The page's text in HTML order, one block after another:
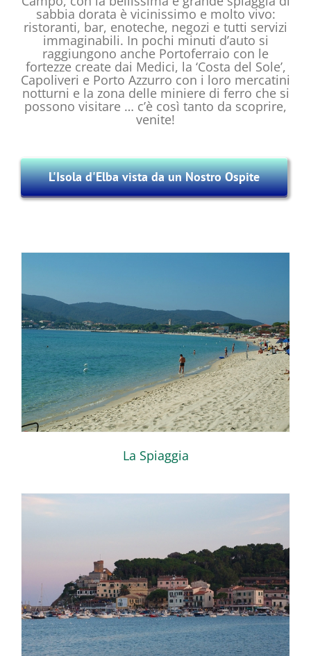
sabbia dorata è vicinissimo e molto vivo:
ristoranti, bar, enoteche, negozi e tutti servizi
immaginabili. In pochi minuti d’auto si
raggiungono anche Portoferraio con le
fortezze create dai Medici, la ‘Costa del Sole’,
Capoliveri e Porto Azzurro con i loro mercatini
notturni e la zona delle miniere di ferro che si
possono visitare … c’è così tanto da scoprire,
venite!
L'Isola d'Elba vista da un Nostro Ospite
La Spiaggia